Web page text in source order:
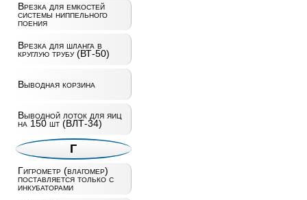
Врезка для емкостей
системы ниппельного
поения
Врезка для шланга в
круглую трубу (ВТ-50)
Выводная корзина
Выводной лоток для яиц
на 150 шт (ВЛТ-34)
Г
Гигрометр (влагомер)
поставляется только с
инкубаторами